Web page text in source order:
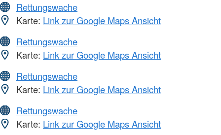
Rettungswache
Karte: Link zur Google Maps Ansicht
Rettungswache
Karte: Link zur Google Maps Ansicht
Rettungswache
Karte: Link zur Google Maps Ansicht
Rettungswache
Karte: Link zur Google Maps Ansicht